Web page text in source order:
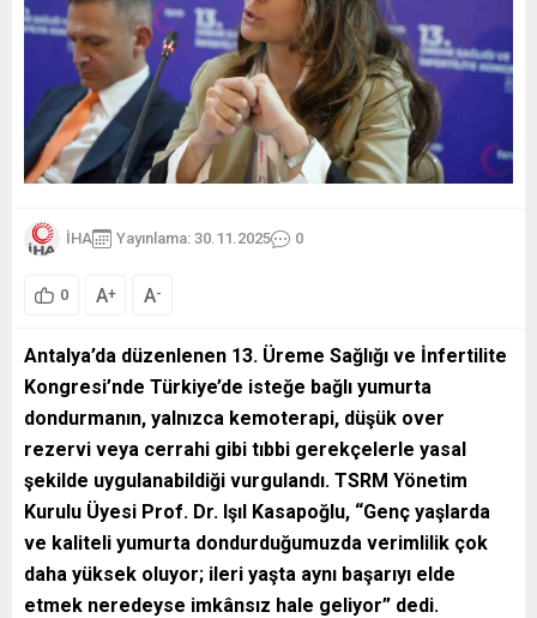
İHA Yayınlama: 30.11.2025 0
0 A+ A-
Antalya’da düzenlenen 13. Üreme Sağlığı ve İnfertilite
Kongresi’nde Türkiye’de isteğe bağlı yumurta
dondurmanın, yalnızca kemoterapi, düşük over
rezervi veya cerrahi gibi tıbbi gerekçelerle yasal
şekilde uygulanabildiği vurgulandı. TSRM Yönetim
Kurulu Üyesi Prof. Dr. Işıl Kasapoğlu, “Genç yaşlarda
ve kaliteli yumurta dondurduğumuzda verimlilik çok
daha yüksek oluyor; ileri yaşta aynı başarıyı elde
etmek neredeyse imkânsız hale geliyor” dedi.